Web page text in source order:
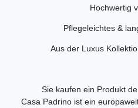
Hochwertig
Pflegeleichtes &
Aus der Luxus
Sie kaufen ein Produkt
Casa Padrino ist ein